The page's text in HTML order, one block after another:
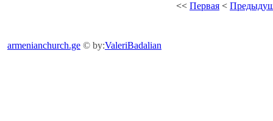
<< Первая <
armenianchurch.ge © by:ValeriBadalian